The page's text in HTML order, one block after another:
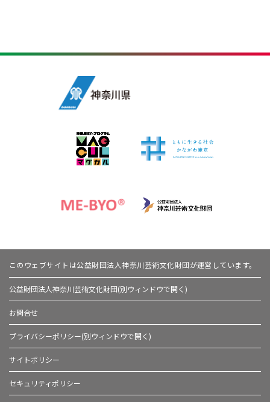
このウェブサイトは公益財団法人神奈川芸術文化財団が運営しています。
公益財団法人神奈川芸術文化財団(別ウィンドウで開く)
お問合せ
プライバシーポリシー(別ウィンドウで開く)
サイトポリシー
セキュリティポリシー